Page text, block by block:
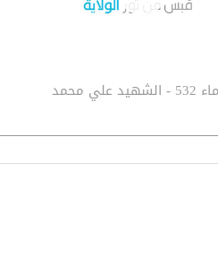
مداد السماء 532 - الشهيد علي محمد